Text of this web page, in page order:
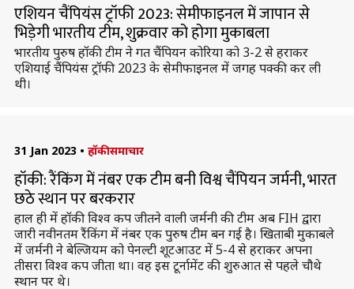
एशियन चैंपियंस ट्रॉफी 2023: सेमीफाइनल में जापान से
भिड़ेगी भारतीय टीम, शुक्रवार को होगा मुकाबला
भारतीय पुरुष हॉकी टीम ने गत चैंपियन कोरिया को 3-2 से हराकर
एशियाई चैंपियंस ट्रॉफी 2023 के सेमीफाइनल में जगह पक्की कर ली
थी।
31 Jan 2023 • हॉकी समाचार
हॉकी: रैंकिंग में नंबर एक टीम बनी विश्व चैंपियन जर्मनी, भारत
छठे स्थान पर बरकरार
हाल ही में हॉकी विश्व कप जीतने वाली जर्मनी की टीम अब FIH द्वारा
जारी नवीनतम रैंकिंग में नंबर एक पुरुष टीम बन गई है। खिताबी मुकाबले
में जर्मनी ने बेल्जियम को पेनल्टी शूटआउट में 5-4 से हराकर अपना
तीसरा विश्व कप जीता था। वह इस टूर्नामेंट की शुरुआत से पहले चौथे
स्थान पर थे।